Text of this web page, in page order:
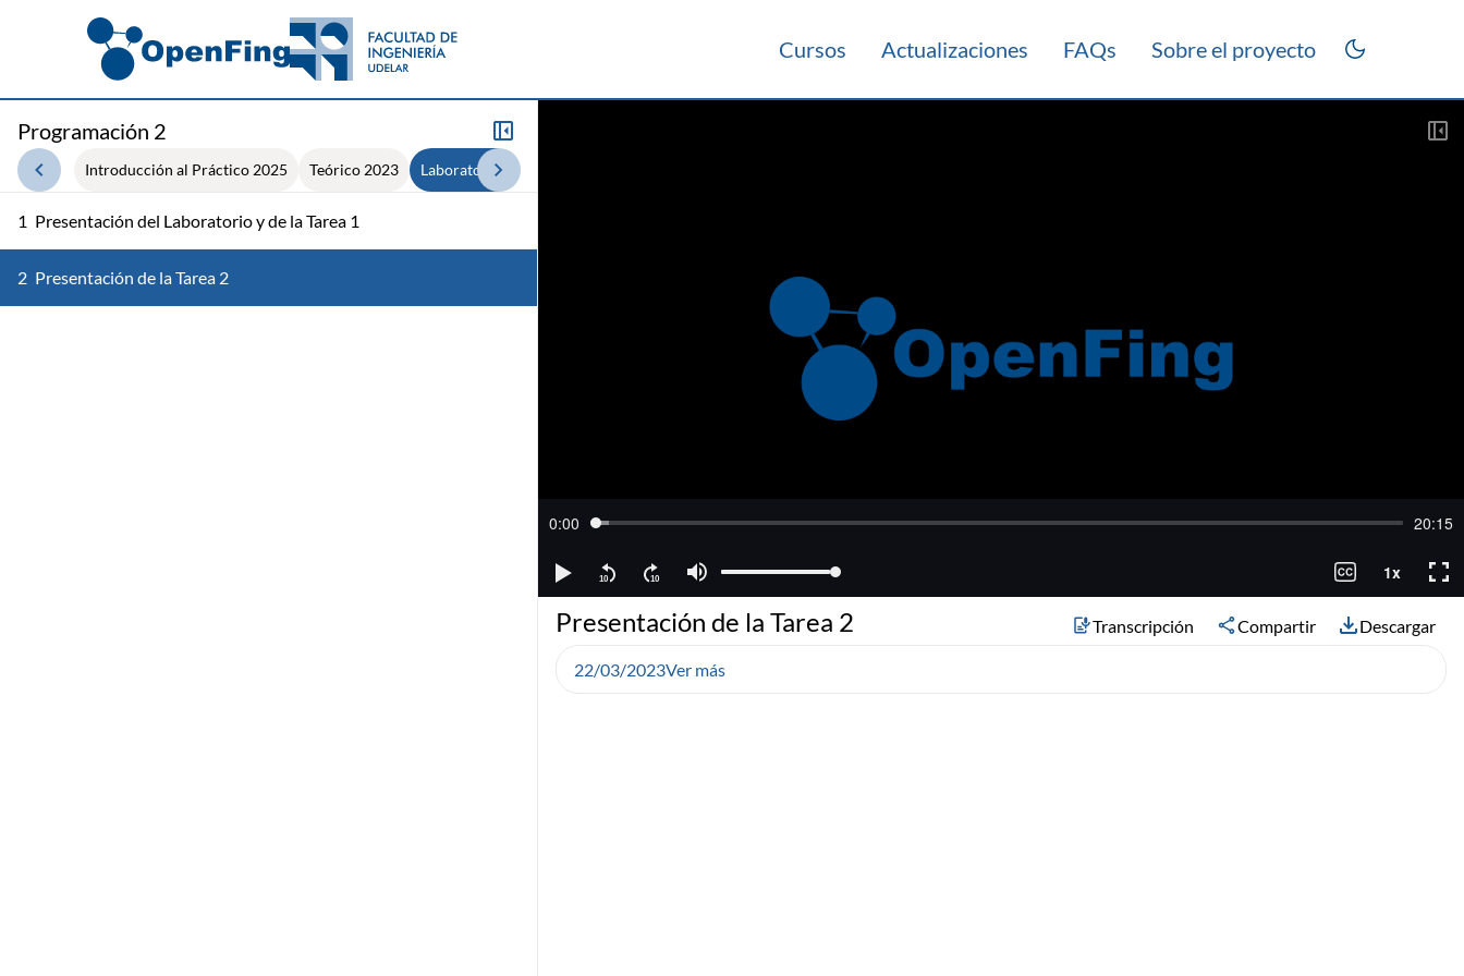
Cursos Actualizaciones FAQs Sobre el proyecto
Programación 2
Introducción al Práctico 2025 Teórico 2023 Laboratorio 2023
1 Presentación del Laboratorio y de la Tarea 1
2 Presentación de la Tarea 2
Presentación de la Tarea 2 Transcripción Compartir Descargar
22/03/2023Ver más